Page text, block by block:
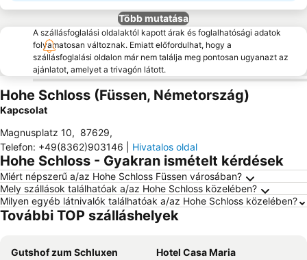
Több mutatása
A szállásfoglalási oldalaktól kapott árak és foglalhatósági adatok
folyamatosan változnak. Emiatt előfordulhat, hogy a
szállásfoglalási oldalon már nem találja meg pontosan ugyanazt az
ajánlatot, amelyet a trivagón látott.
Hohe Schloss (Füssen, Németország)
Kapcsolat
Magnusplatz 10, 87629,
Telefon: +49(8362)903146 Hivatalos oldal
Hohe Schloss - Gyakran ismételt kérdések
Miért népszerű a/az Hohe Schloss Füssen városában?
Mely szállások találhatóak a/az Hohe Schloss közelében?
Milyen egyéb látnivalók találhatóak a/az Hohe Schloss közelében?
További TOP szálláshelyek
Gutshof zum Schluxen
Hotel Casa Maria